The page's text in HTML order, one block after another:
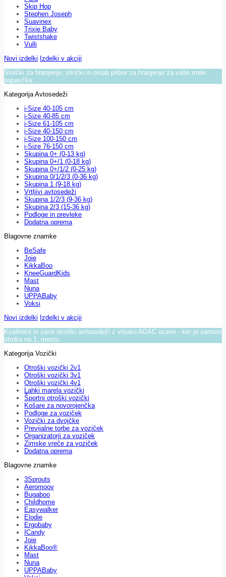
Skip Hop
Stephen Joseph
Suavinex
Trixie Baby
Twistshake
Vulli
Novi izdelki Izdelki v akciji
Stolčki za hranjenje, slinčki in ostali pribor za hranjenje za vaše male
papavčke.
Kategorija Avtosedeži
i-Size 40-105 cm
i-Size 40-85 cm
i-Size 61-105 cm
i-Size 40-150 cm
i-Size 100-150 cm
i-Size 76-150 cm
Skupina 0+ (0-13 kg)
Skupina 0+/1 (0-18 kg)
Skupina 0+/1/2 (0-25 kg)
Skupina 0/1/2/3 (0-36 kg)
Skupina 1 (9-18 kg)
Vrtljivi avtosedeži
Skupina 1/2/3 (9-36 kg)
Skupina 2/3 (15-36 kg)
Podloge in prevleke
Dodatna oprema
Blagovne znamke
BeSafe
Joie
KikkaBoo
KneeGuardKids
Mast
Nuna
UPPABaby
Voksi
Novi izdelki Izdelki v akciji
Kvalitetni in varni otroški avtosedeži z visoko ADAC oceno - ker je varnost
otroka na 1. mestu.
Kategorija Vozički
Otroški vozički 2v1
Otroški vozički 3v1
Otroški vozički 4v1
Lahki marela vozički
Športni otroški vozički
Košare za novorojenčka
Podloge za voziček
Vozički za dvojčke
Previjalne torbe za voziček
Organizatorji za voziček
Zimske vreče za voziček
Dodatna oprema
Blagovne znamke
3Sprouts
Aeromoov
Bugaboo
Childhome
Easywalker
Elodie
Ergobaby
ICandy
Joie
KikkaBoo®
Mast
Nuna
UPPABaby